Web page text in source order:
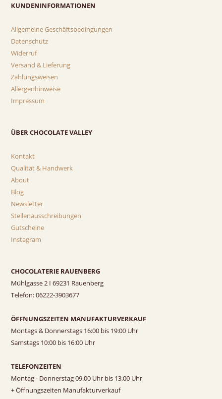
KUNDENINFORMATIONEN
Allgemeine Geschäftsbedingungen
Datenschutz
Widerruf
Versand & Lieferung
Zahlungsweisen
Allergenhinweise
Impressum
ÜBER CHOCOLATE VALLEY
Kontakt
Qualität & Handwerk
About
Blog
Newsletter
Stellenausschreibungen
Gutscheine
Instagram
CHOCOLATERIE RAUENBERG
Mühlgasse 2 I 69231 Rauenberg
Telefon: 06222-3903677
ÖFFNUNGSZEITEN MANUFAKTURVERKAUF
Montags & Donnerstags 16:00 bis 19:00 Uhr
Samstags 10:00 bis 16:00 Uhr
TELEFONZEITEN
Montag - Donnerstag 09.00 Uhr bis 13.00 Uhr
+ Öffnungszeiten Manufakturverkauf